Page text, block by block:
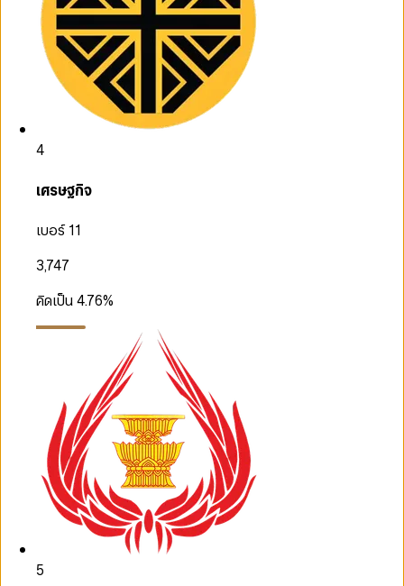
4
เศรษฐกิจ
เบอร์ 11
3,747
คิดเป็น4.76%
5